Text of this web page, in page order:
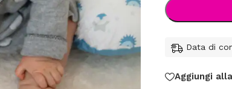
Data di
Aggiungi